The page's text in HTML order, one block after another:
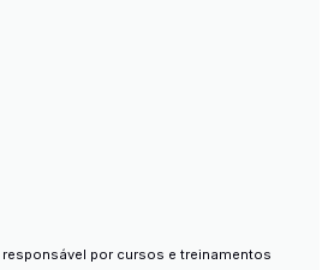
responsável por cursos e treinamentos